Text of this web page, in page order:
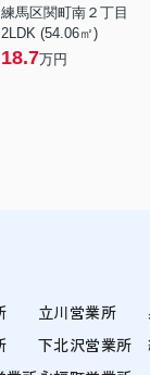
練馬区関町南２丁目
2LDK (54.06㎡)
18.7万円
立川営業所
下北沢営業所